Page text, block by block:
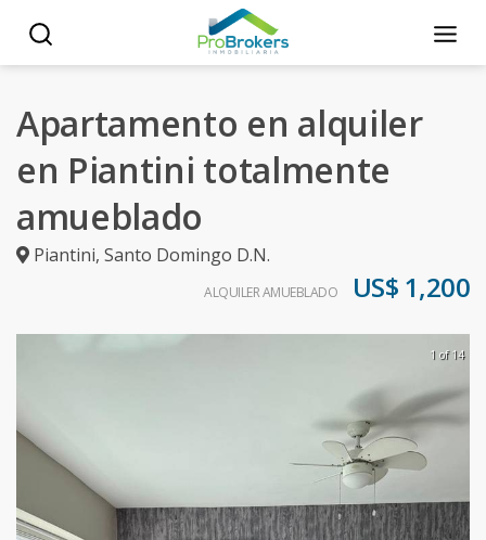
Apartamento en alquiler
en Piantini totalmente
amueblado
Piantini, Santo Domingo D.N.
ALQUILER AMUEBLADO US$ 1,200
1 of 14